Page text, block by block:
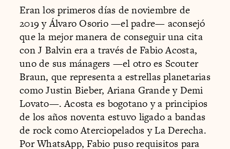
Eran los primeros días de noviembre de
2019 y Álvaro Osorio —el padre— aconsejó
que la mejor manera de conseguir una cita
con J Balvin era a través de Fabio Acosta,
uno de sus mánagers —el otro es Scouter
Braun, que representa a estrellas planetarias
como Justin Bieber, Ariana Grande y Demi
Lovato—. Acosta es bogotano y a principios
de los años noventa estuvo ligado a bandas
de rock como Aterciopelados y La Derecha.
Por WhatsApp, Fabio puso requisitos para